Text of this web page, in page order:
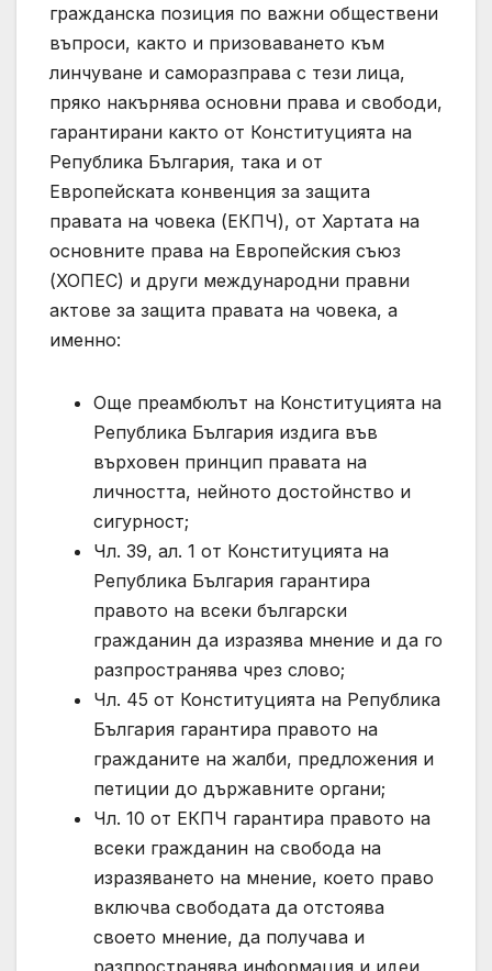
гражданска позиция по важни обществени
въпроси, както и призоваването към
линчуване и саморазправа с тези лица,
пряко накърнява основни права и свободи,
гарантирани както от Конституцията на
Република България, така и от
Европейската конвенция за защита
правата на човека (ЕКПЧ), от Хартата на
основните права на Европейския съюз
(ХОПЕС) и други международни правни
актове за защита правата на човека, а
именно:
Още преамбюлът на Конституцията на
Република България издига във
върховен принцип правата на
личността, нейното достойнство и
сигурност;
Чл. 39, ал. 1 от Конституцията на
Република България гарантира
правото на всеки български
гражданин да изразява мнение и да го
разпространява чрез слово;
Чл. 45 от Конституцията на Република
България гарантира правото на
гражданите на жалби, предложения и
петиции до държавните органи;
Чл. 10 от ЕКПЧ гарантира правото на
всеки гражданин на свобода на
изразяването на мнение, което право
включва свободата да отстоява
своето мнение, да получава и
разпространява информация и идеи